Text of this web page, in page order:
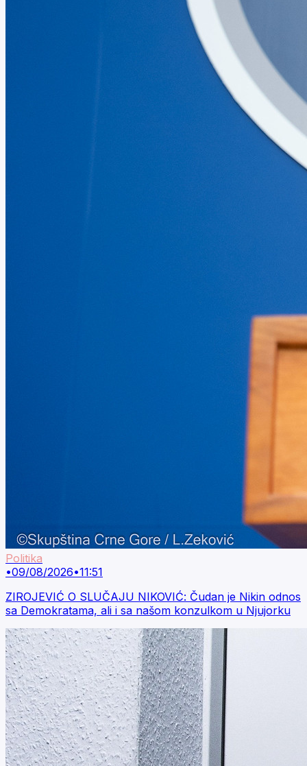
Politika
•09/08/2026•11:51
ZIROJEVIĆ O SLUČAJU NIKOVIĆ: Čudan je Nikin odnos
sa Demokratama, ali i sa našom konzulkom u Njujorku